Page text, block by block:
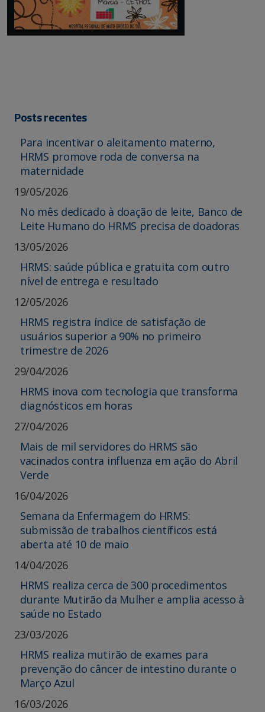
Posts recentes
Para incentivar o aleitamento materno,
HRMS promove roda de conversa na
maternidade
19/05/2026
No mês dedicado à doação de leite, Banco de
Leite Humano do HRMS precisa de doadoras
13/05/2026
HRMS: saúde pública e gratuita com outro
nível de entrega e resultado
12/05/2026
HRMS registra índice de satisfação de
usuários superior a 90% no primeiro
trimestre de 2026
29/04/2026
HRMS inova com tecnologia que transforma
diagnósticos em horas
27/04/2026
Mais de mil servidores do HRMS são
vacinados contra influenza em ação do Abril
Verde
16/04/2026
Semana da Enfermagem do HRMS:
submissão de trabalhos científicos está
aberta até 10 de maio
14/04/2026
HRMS realiza cerca de 300 procedimentos
durante Mutirão da Mulher e amplia acesso à
saúde no Estado
23/03/2026
HRMS realiza mutirão de exames para
prevenção do câncer de intestino durante o
Março Azul
16/03/2026